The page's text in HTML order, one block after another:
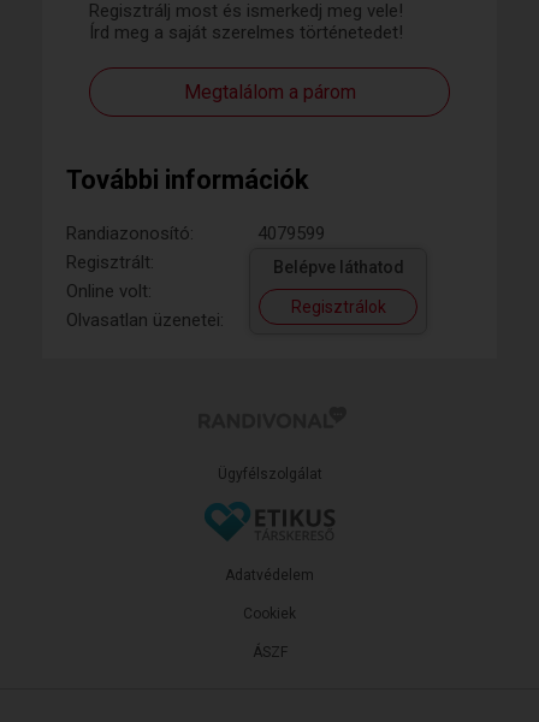
Regisztrálj most és ismerkedj meg vele!
Írd meg a saját szerelmes történetedet!
Megtalálom a párom
További információk
Randiazonosító:
4079599
Regisztrált:
Online volt:
Olvasatlan üzenetei:
Belépve láthatod
Regisztrálok
Ügyfélszolgálat
ÁSZF
Adatvédelem
Cookiek